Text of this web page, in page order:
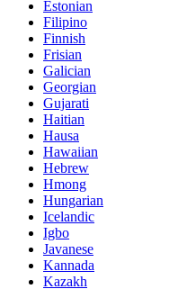
Estonian
Filipino
Finnish
Frisian
Galician
Georgian
Gujarati
Haitian
Hausa
Hawaiian
Hebrew
Hmong
Hungarian
Icelandic
Igbo
Javanese
Kannada
Kazakh